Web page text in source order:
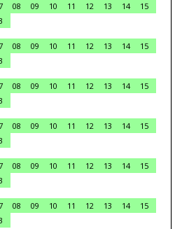
08 09 10 11 12 13 14
15
08 09 10 11 12 13 14
15
08 09 10 11 12 13 14
15
08 09 10 11 12 13 14
15
08 09 10 11 12 13 14
15
08 09 10 11 12 13 14
15